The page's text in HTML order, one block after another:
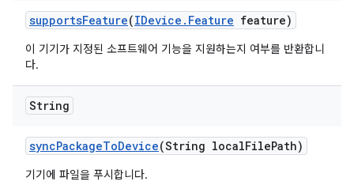
supportsFeature(IDevice . Feature feature)
이 기기가 지정된 소프트웨어 기능을 지원하는지 여부를 반환합니
다.
String
syncPackageToDevice(String localFilePath)
기기에 파일을 푸시합니다.